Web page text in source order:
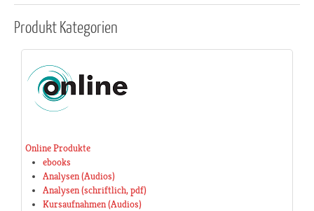
ProduktKategorien
Online Produkte
ebooks
Analysen (Audios)
Analysen (schriftlich, pdf)
Kursaufnahmen (Audios)